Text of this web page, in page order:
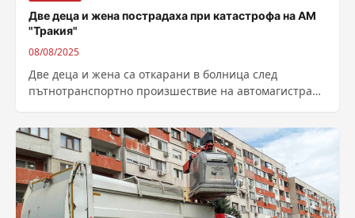
Две деца и жена пострадаха при катастрофа на АМ
"Тракия"
08/08/2025
Две деца и жена са откарани в болница след
пътнотранспортно произшествие на автомагистрала